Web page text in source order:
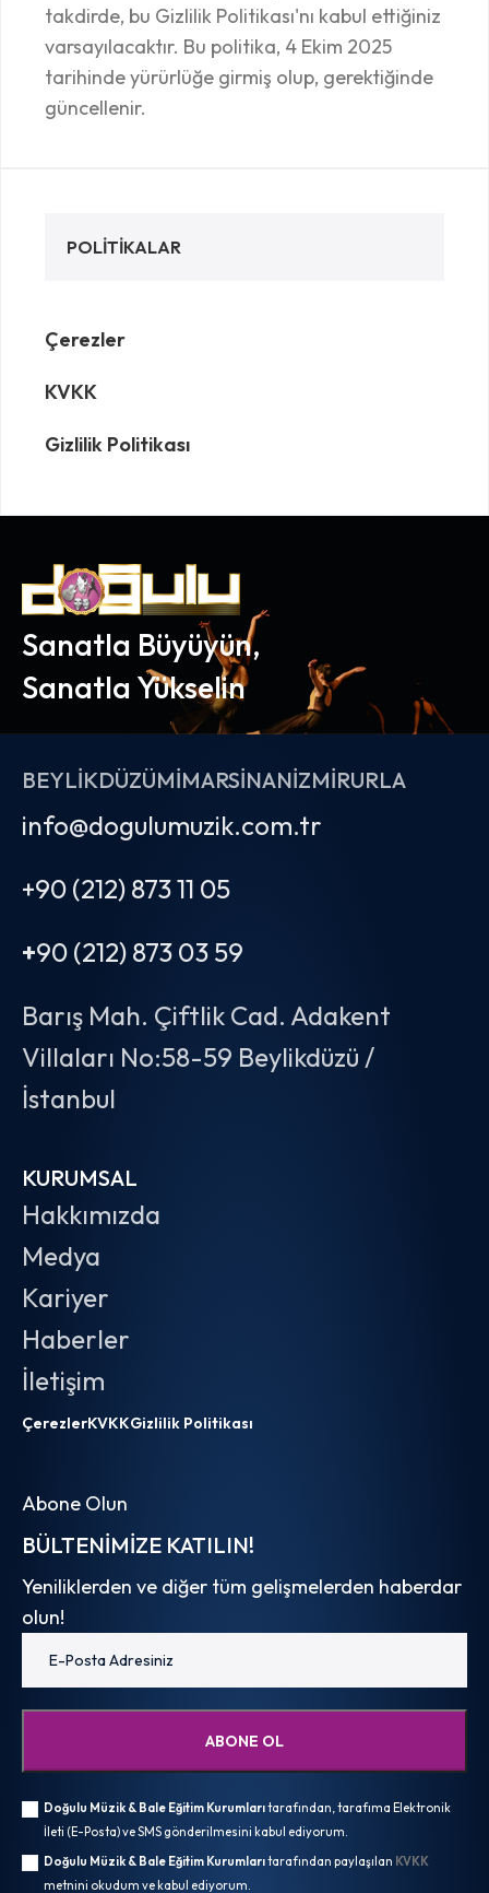
takdirde, bu Gizlilik Politikası'nı kabul ettiğiniz
varsayılacaktır. Bu politika, 4 Ekim 2025
tarihinde yürürlüğe girmiş olup, gerektiğinde
güncellenir.
POLITIKALAR
Çerezler
KVKK
Gizlilik Politikası
Sanatla Büyüyün,
Sanatla Yükselin
BEYLIKDÜZÜMIMARSINANİZMIRURLA
info@dogulumuzik.com.tr
+90 (212) 873 11 05
+90 (212) 873 03 59
Barış Mah. Çiftlik Cad. Adakent
Villaları No:58-59 Beylikdüzü /
İstanbul
KURUMSAL
Hakkımızda
Medya
Kariyer
Haberler
İletişim
ÇerezlerKVKKGizlilik Politikası
Abone Olun
BÜLTENIMIZE KATILIN!
Yeniliklerden ve diğer tüm gelişmelerden haberdar
olun!
Doğulu Müzik & Bale Eğitim Kurumlarıtarafından, tarafıma Elektronik
İleti (E-Posta) ve SMS gönderilmesini kabul ediyorum.
Doğulu Müzik & Bale Eğitim Kurumlarıtarafından paylaşılan KVKK
metnini okudum ve kabul ediyorum.